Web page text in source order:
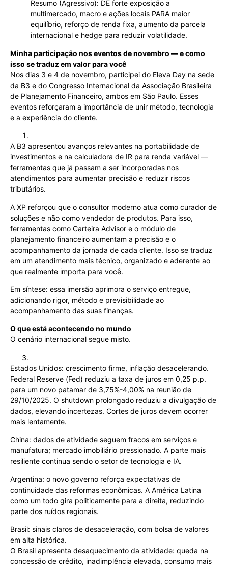
Resumo (Agressivo): DE forte exposição a
multimercado, macro e ações locais PARA maior
equilíbrio, reforço de renda fixa, aumento da parcela
internacional e hedge para reduzir volatilidade.
Minha participação nos eventos de novembro — e como
isso se traduz em valor para você
Nos dias 3 e 4 de novembro, participei do Eleva Day na sede
da B3 e do Congresso Internacional da Associação Brasileira
de Planejamento Financeiro, ambos em São Paulo. Esses
eventos reforçaram a importância de unir método, tecnologia
e a experiência do cliente.
A B3 apresentou avanços relevantes na portabilidade de
investimentos e na calculadora de IR para renda variável —
ferramentas que já passam a ser incorporadas nos
atendimentos para aumentar precisão e reduzir riscos
tributários.
A XP reforçou que o consultor moderno atua como curador de
soluções e não como vendedor de produtos. Para isso,
ferramentas como Carteira Advisor e o módulo de
planejamento financeiro aumentam a precisão e o
acompanhamento da jornada de cada cliente. Isso se traduz
em um atendimento mais técnico, organizado e aderente ao
que realmente importa para você.
Em síntese: essa imersão aprimora o serviço entregue,
adicionando rigor, método e previsibilidade ao
acompanhamento das suas finanças.
O que está acontecendo no mundo
O cenário internacional segue misto.
Estados Unidos: crescimento firme, inflação desacelerando.
Federal Reserve (Fed) reduziu a taxa de juros em 0,25 p.p.
para um novo patamar de 3,75%-4,00% na reunião de
29/10/2025. O shutdown prolongado reduziu a divulgação de
dados, elevando incertezas. Cortes de juros devem ocorrer
mais lentamente.
China: dados de atividade seguem fracos em serviços e
manufatura; mercado imobiliário pressionado. A parte mais
resiliente continua sendo o setor de tecnologia e IA.
Argentina: o novo governo reforça expectativas de
continuidade das reformas econômicas. A América Latina
como um todo gira politicamente para a direita, reduzindo
parte dos ruídos regionais.
Brasil: sinais claros de desaceleração, com bolsa de valores
em alta histórica.
O Brasil apresenta desaquecimento da atividade: queda na
concessão de crédito, inadimplência elevada, consumo mais